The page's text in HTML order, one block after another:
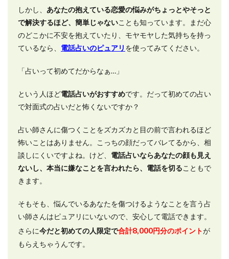
しかし、 あなたの抱えている恋愛の悩みがちょっとやそっと
で解決するほど、簡単じゃないことも知っています。まだ心
のどこかに不安を抱えていたり、モヤモヤした気持ちを持っ
ているなら、 電話占いのピュアリ を使ってみてください。
「占いって初めてだからなぁ…」
という人ほど電話占いがおすすめです。だって初めての占い
で対面式の占いだと怖くないですか？
占い師さんに傷つくことをズカズカと目の前で言われるほど
怖いことはありません。こっちの顔だってバレてるから、相
談しにくいですよね。けど、 電話占いならあなたの顔も見え
ないし、本当に嫌なことを言われたら、電話を切ることもで
きます。
そもそも、悩んでいるあなたを傷つけるようなことを言う占
い師さんはピュアリにいないので、安心して電話できます。
さらに今だと初めての人限定で合計8,000円分のポイントが
もらえちゃうんです。